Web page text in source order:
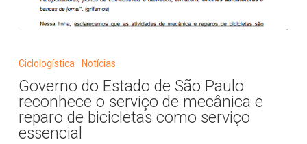
do
Estado
de
São
Paulo
Ciclologística Notícias
Governo do Estado de São Paulo
reconhece o serviço de mecânica e
reparo de bicicletas como serviço
essencial